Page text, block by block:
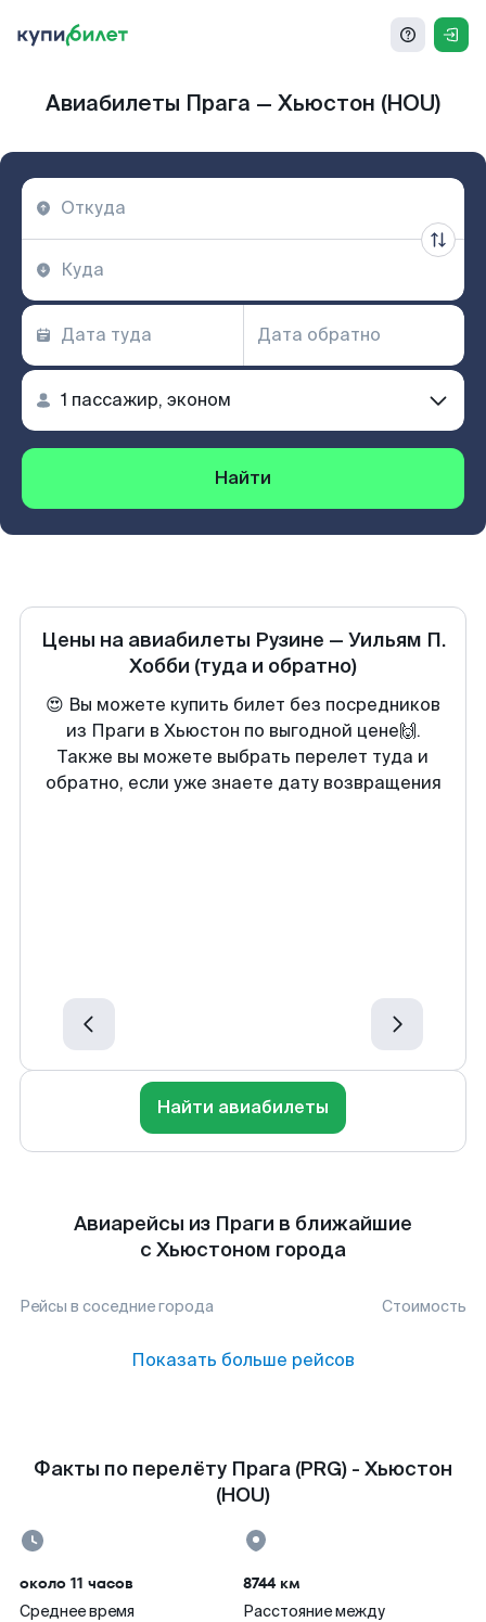
Авиабилеты Прага — Хьюстон (HOU)
Найти
Цены на авиабилеты Рузине — Уильям П.
Хобби (туда и обратно)
😍 Вы можете купить билет без посредников
из Праги в Хьюстон по выгодной цене🙌.
Также вы можете выбрать перелет туда и
обратно, если уже знаете дату возвращения
Найти авиабилеты
Авиарейсы из Праги в ближайшие
с Хьюстоном города
Рейсы в соседние города Стоимость
Показать больше рейсов
Факты по перелёту Прага (PRG) - Хьюстон
(HOU)
около 11 часов
Среднее время
8744 км
Расстояние между